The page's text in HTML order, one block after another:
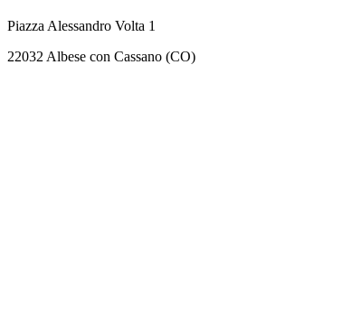
Piazza Alessandro Volta 1
22032 Albese con Cassano (CO)